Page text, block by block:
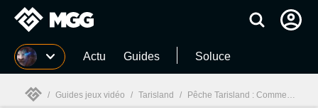
MGG Actu Guides Soluce
/ Guides jeux vidéo / Tarisland / Pêche Tarisland : Comment obtenir la canne à pêche et attraper tous les poissons du jeu ?